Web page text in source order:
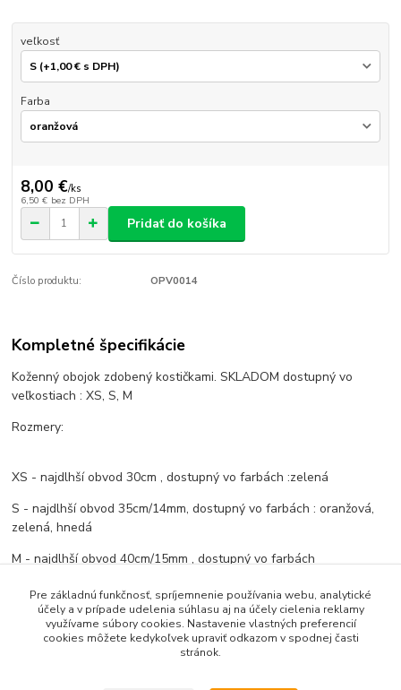
veľkosť
Farba
8,00 €/ks
6,50 € bez DPH
Pridať do košíka
Číslo produktu: OPV0014
Kompletné špecifikácie
Koženný obojok zdobený kostičkami. SKLADOM dostupný vo
veľkostiach : XS, S, M
Rozmery:
XS - najdlhší obvod 30cm , dostupný vo farbách :zelená
S - najdlhší obvod 35cm/14mm, dostupný vo farbách : oranžová,
zelená, hnedá
M - najdlhší obvod 40cm/15mm , dostupný vo farbách
Tovar zaradený v kategóriách
Pre základnú funkčnosť, spríjemnenie používania webu, analytické
účely a v prípade udelenia súhlasu aj na účely cielenia reklamy
využívame súbory cookies. Nastavenie vlastných preferencií
cookies môžete kedykoľvek upraviť odkazom v spodnej časti
stránok.